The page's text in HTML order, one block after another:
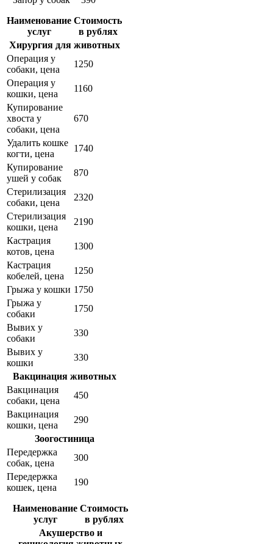
Наименование
услуг
Стоимость
в рублях
Хирургия для животных
Операция у
собаки, цена
1250
Операция у
кошки, цена
1160
Купирование
хвоста у
собаки, цена
670
Удалить кошке
когти, цена
1740
Купирование
ушей у собак
870
Стерилизация
собаки, цена
2320
Стерилизация
кошки, цена
2190
Кастрация
котов, цена
1300
Кастрация
кобелей, цена
1250
Грыжа у кошки 1750
Грыжа у
собаки
1750
Вывих у
собаки
330
Вывих у
кошки
330
Вакцинация животных
Вакцинация
собаки, цена
450
Вакцинация
кошки, цена
290
Зоогостиница
Передержка
собак, цена
300
Передержка
кошек, цена
190
Наименование
услуг
Стоимость
в рублях
Акушерство и